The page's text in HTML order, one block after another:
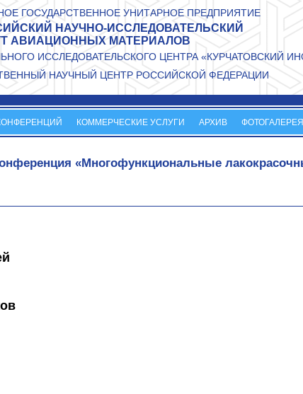
ГОСУДАРСТВЕННОЕ УНИТАРНОЕ ПРЕДПРИЯТИЕ
НАУЧНО-ИССЛЕДОВАТЕЛЬСКИЙ
АВИАЦИОННЫХ МАТЕРИАЛОВ
ИССЛЕДОВАТЕЛЬСКОГО ЦЕНТРА «КУРЧАТОВСКИЙ
НАУЧНЫЙ ЦЕНТР РОССИЙСКОЙ ФЕДЕРАЦИИ
КОММЕРЧЕСКИЕ УСЛУГИ АРХИВ ФОТОГАЛЕРЕЯ
«Многофункциональные